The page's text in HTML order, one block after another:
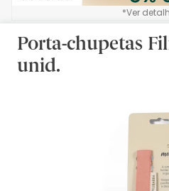
*Ver
Porta-chupetas
unid.